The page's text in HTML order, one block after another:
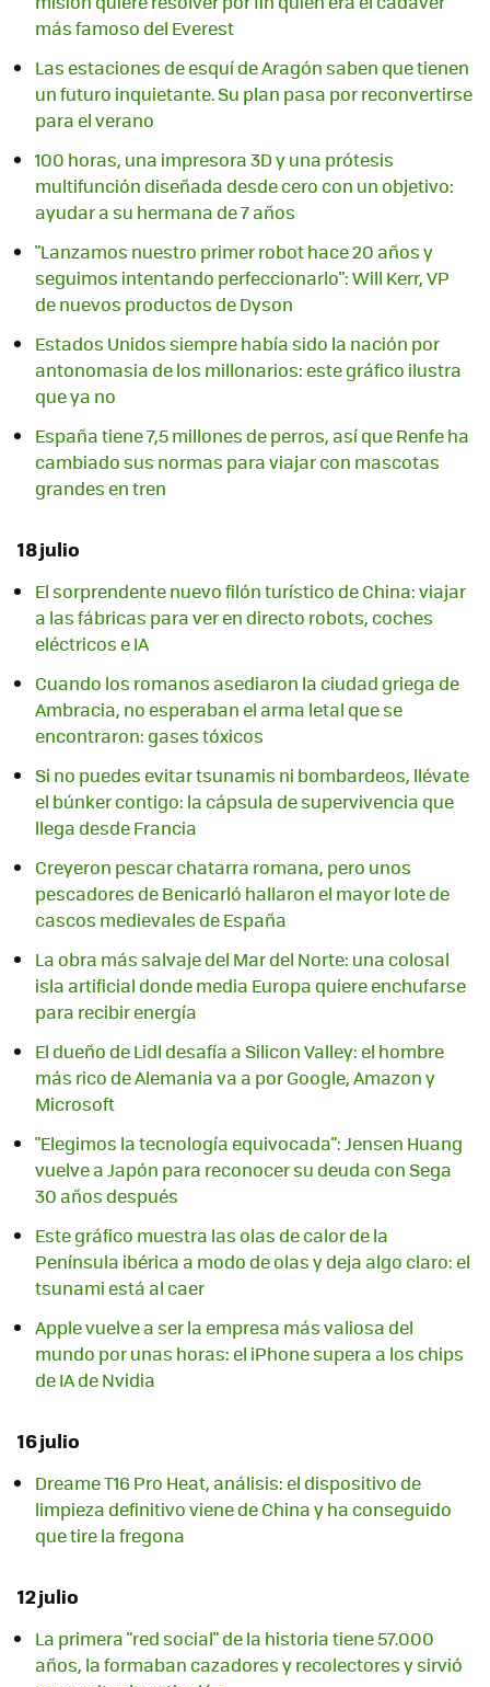
más famoso del Everest
Las estaciones de esquí de Aragón saben que tienen
un futuro inquietante. Su plan pasa por reconvertirse
para el verano
100 horas, una impresora 3D y una prótesis
multifunción diseñada desde cero con un objetivo:
ayudar a su hermana de 7 años
"Lanzamos nuestro primer robot hace 20 años y
seguimos intentando perfeccionarlo": Will Kerr, VP
de nuevos productos de Dyson
Estados Unidos siempre había sido la nación por
antonomasia de los millonarios: este gráfico ilustra
que ya no
España tiene 7,5 millones de perros, así que Renfe ha
cambiado sus normas para viajar con mascotas
grandes en tren
18 julio
El sorprendente nuevo filón turístico de China: viajar
a las fábricas para ver en directo robots, coches
eléctricos e IA
Cuando los romanos asediaron la ciudad griega de
Ambracia, no esperaban el arma letal que se
encontraron: gases tóxicos
Si no puedes evitar tsunamis ni bombardeos, llévate
el búnker contigo: la cápsula de supervivencia que
llega desde Francia
Creyeron pescar chatarra romana, pero unos
pescadores de Benicarló hallaron el mayor lote de
cascos medievales de España
La obra más salvaje del Mar del Norte: una colosal
isla artificial donde media Europa quiere enchufarse
para recibir energía
El dueño de Lidl desafía a Silicon Valley: el hombre
más rico de Alemania va a por Google, Amazon y
Microsoft
"Elegimos la tecnología equivocada": Jensen Huang
vuelve a Japón para reconocer su deuda con Sega
30 años después
Este gráfico muestra las olas de calor de la
Península ibérica a modo de olas y deja algo claro: el
tsunami está al caer
Apple vuelve a ser la empresa más valiosa del
mundo por unas horas: el iPhone supera a los chips
de IA de Nvidia
16 julio
Dreame T16 Pro Heat, análisis: el dispositivo de
limpieza definitivo viene de China y ha conseguido
que tire la fregona
12 julio
La primera "red social" de la historia tiene 57.000
años, la formaban cazadores y recolectores y sirvió